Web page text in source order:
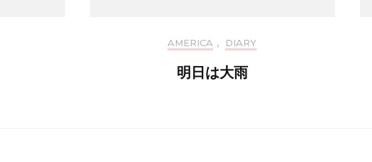
AMERICA , DIARY
明日は大雨